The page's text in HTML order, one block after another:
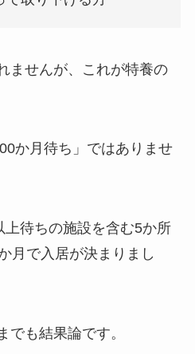
ませんが、これが特養の
か月待ち」ではありませ
待ちの施設を含む5か所
月で入居が決まりまし
でも結果論です。